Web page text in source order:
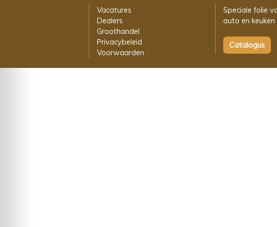
Vacatures
Dealers
Groothandel
Privacybeleid
Voorwaarden
Speciale folie
auto en